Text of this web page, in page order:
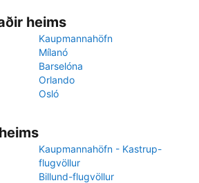
heims
Kaupmannahöfn
Mílanó
Barselóna
Orlando
Osló
Kaupmannahöfn - Kastrup-
flugvöllur
Billund-flugvöllur